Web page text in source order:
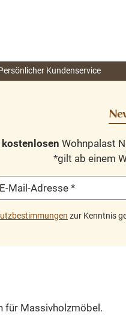
Kundenservice
kostenlosen Wohnpalast
*gilt ab einem
E-Mail-Adresse *
zur Kenntnis
für Massivholzmöbel.